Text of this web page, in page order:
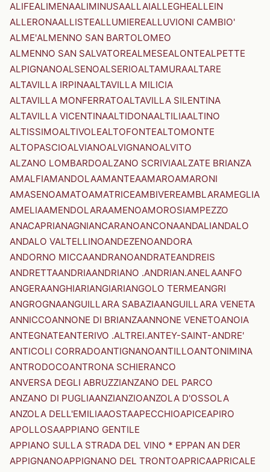
ALIFEALIMENAALIMINUSAALLAIALLEGHEALLEIN
ALLERONAALLISTEALLUMIEREALLUVIONI CAMBIO'
ALME'ALMENNO SAN BARTOLOMEO
ALMENNO SAN SALVATOREALMESEALONTEALPETTE
ALPIGNANOALSENOALSERIOALTAMURAALTARE
ALTAVILLA IRPINAALTAVILLA MILICIA
ALTAVILLA MONFERRATOALTAVILLA SILENTINA
ALTAVILLA VICENTINAALTIDONAALTILIAALTINO
ALTISSIMOALTIVOLEALTOFONTEALTOMONTE
ALTOPASCIOALVIANOALVIGNANOALVITO
ALZANO LOMBARDOALZANO SCRIVIAALZATE BRIANZA
AMALFIAMANDOLAAMANTEAAMAROAMARONI
AMASENOAMATOAMATRICEAMBIVEREAMBLARAMEGLIA
AMELIAAMENDOLARAAMENOAMOROSIAMPEZZO
ANACAPRIANAGNIANCARANOANCONAANDALIANDALO
ANDALO VALTELLINOANDEZENOANDORA
ANDORNO MICCAANDRANOANDRATEANDREIS
ANDRETTAANDRIAANDRIANO .ANDRIAN.ANELAANFO
ANGERAANGHIARIANGIARIANGOLO TERMEANGRI
ANGROGNAANGUILLARA SABAZIAANGUILLARA VENETA
ANNICCOANNONE DI BRIANZAANNONE VENETOANOIA
ANTEGNATEANTERIVO .ALTREI.ANTEY-SAINT-ANDRE'
ANTICOLI CORRADOANTIGNANOANTILLOANTONIMINA
ANTRODOCOANTRONA SCHIERANCO
ANVERSA DEGLI ABRUZZIANZANO DEL PARCO
ANZANO DI PUGLIAANZIANZIOANZOLA D'OSSOLA
ANZOLA DELL'EMILIAAOSTAAPECCHIOAPICEAPIRO
APOLLOSAAPPIANO GENTILE
APPIANO SULLA STRADA DEL VINO * EPPAN AN DER
APPIGNANOAPPIGNANO DEL TRONTOAPRICAAPRICALE